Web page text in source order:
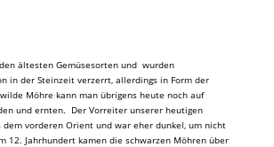
ältesten Gemüsesorten und wurden
in der Steinzeit verzerrt, allerdings in Form der
wilde Möhre kann man übrigens heute noch auf
und ernten. Der Vorreiter unserer heutigen
vorderen Orient und war eher dunkel, um nicht
12. Jahrhundert kamen die schwarzen Möhren über